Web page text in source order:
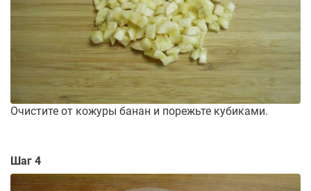
Очистите от кожуры банан и порежьте кубиками.
Шаг 4